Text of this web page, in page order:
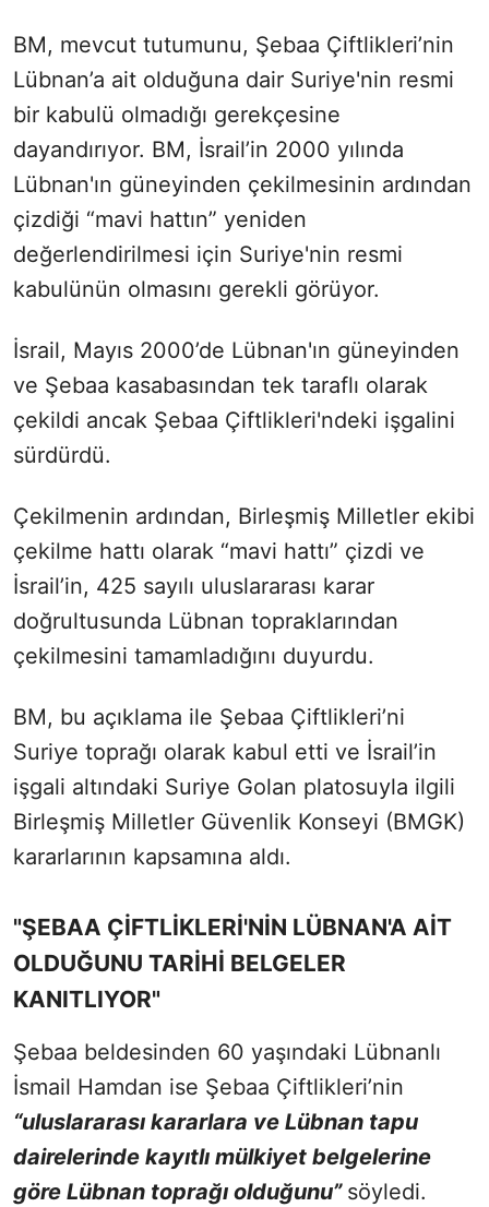
BM, mevcut tutumunu, Şebaa Çiftlikleri’nin
Lübnan’a ait olduğuna dair Suriye'nin resmi
bir kabulü olmadığı gerekçesine
dayandırıyor. BM, İsrail’in 2000 yılında
Lübnan'ın güneyinden çekilmesinin ardından
çizdiği “mavi hattın” yeniden
değerlendirilmesi için Suriye'nin resmi
kabulünün olmasını gerekli görüyor.
İsrail, Mayıs 2000’de Lübnan'ın güneyinden
ve Şebaa kasabasından tek taraflı olarak
çekildi ancak Şebaa Çiftlikleri'ndeki işgalini
sürdürdü.
Çekilmenin ardından, Birleşmiş Milletler ekibi
çekilme hattı olarak “mavi hattı” çizdi ve
İsrail’in, 425 sayılı uluslararası karar
doğrultusunda Lübnan topraklarından
çekilmesini tamamladığını duyurdu.
BM, bu açıklama ile Şebaa Çiftlikleri’ni
Suriye toprağı olarak kabul etti ve İsrail’in
işgali altındaki Suriye Golan platosuyla ilgili
Birleşmiş Milletler Güvenlik Konseyi (BMGK)
kararlarının kapsamına aldı.
"ŞEBAA ÇİFTLİKLERİ'NİN LÜBNAN'A AİT
OLDUĞUNU TARİHİ BELGELER
KANITLIYOR"
Şebaa beldesinden 60 yaşındaki Lübnanlı
İsmail Hamdan ise Şebaa Çiftlikleri’nin
“uluslararası kararlara ve Lübnan tapu
dairelerinde kayıtlı mülkiyet belgelerine
göre Lübnan toprağı olduğunu” söyledi.